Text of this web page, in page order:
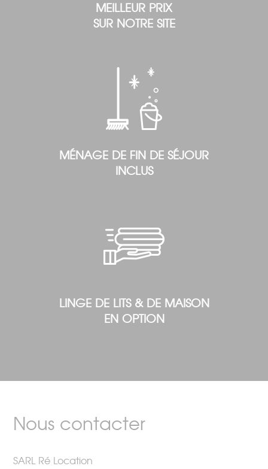
MEILLEUR PRIX
SUR NOTRE SITE
MÉNAGE DE FIN DE SÉJOUR
INCLUS
LINGE DE LITS & DE MAISON
EN OPTION
Nous contacter
SARL Ré Location